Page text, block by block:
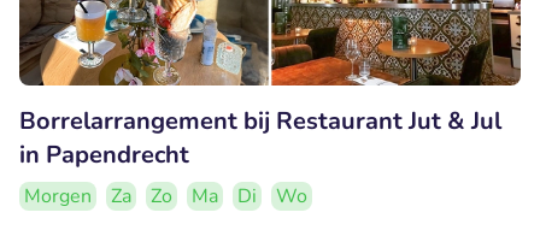
Borrelarrangement bij Restaurant Jut & Jul
in Papendrecht
Morgen Za Zo Ma Di
Wo